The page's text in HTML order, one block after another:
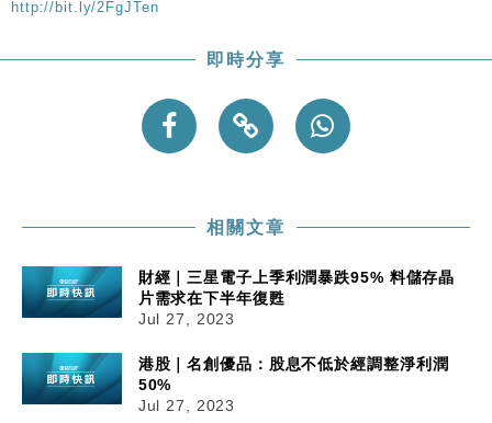
http://bit.ly/2FgJTen
即時分享
相關文章
財經｜三星電子上季利潤暴跌95% 料儲存晶
片需求在下半年復甦
Jul 27, 2023
港股｜名創優品：股息不低於經調整淨利潤
50%
Jul 27, 2023